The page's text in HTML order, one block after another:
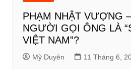
PHẠM NHẬT VƯỢNG
NGƯỜI GỌI ÔNG LÀ
VIỆT NAM”?
Mỹ Duyên 11 Tháng 6,